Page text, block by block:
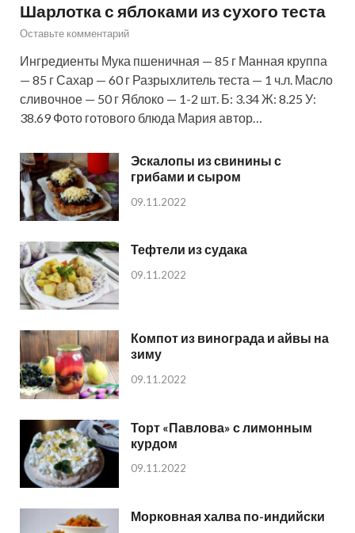
Шарлотка с яблоками из сухого теста
Оставьте комментарий
Ингредиенты Мука пшеничная — 85 г Манная круппа
— 85 г Сахар — 60 г Разрыхлитель теста — 1 ч.л. Масло
сливочное — 50 г Яблоко — 1-2 шт. Б: 3.34 Ж: 8.25 У:
38.69 Фото готового блюда Мария автор…
Эскалопы из свинины с
грибами и сыром
09.11.2022
Тефтели из судака
09.11.2022
Компот из винограда и айвы на
зиму
09.11.2022
Торт «Павлова» с лимонным
курдом
09.11.2022
Морковная халва по-индийски